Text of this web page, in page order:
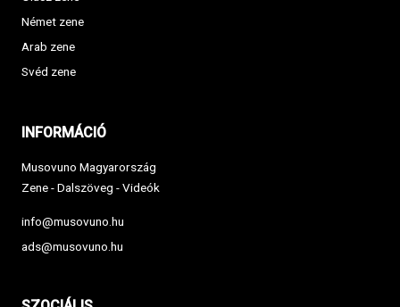
Német zene
Arab zene
Svéd zene
INFORMÁCIÓ
Musovuno Magyarország
Zene - Dalszöveg - Videók
info@musovuno.hu
ads@musovuno.hu